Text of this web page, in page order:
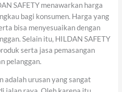
SAFETY menawarkan harga
bagi konsumen. Harga yang
bisa menyesuaikan dengan
Selain itu, HILDAN SAFETY
serta jasa pemasangan
pelanggan.
adalah urusan yang sangat